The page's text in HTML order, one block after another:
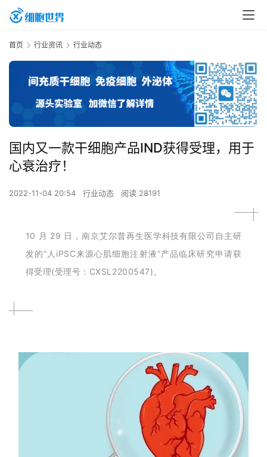
首页 行业资讯 行业动态
国内又一款干细胞产品IND获得受理，用于
心衰治疗！
2022-11-04 20:54 行业动态 阅读 28191
10 月 29 日，南京艾尔普再生医学科技有限公司自主研
发的“人iPSC来源心肌细胞注射液”产品临床研究申请获
得受理(受理号：CXSL2200547)。